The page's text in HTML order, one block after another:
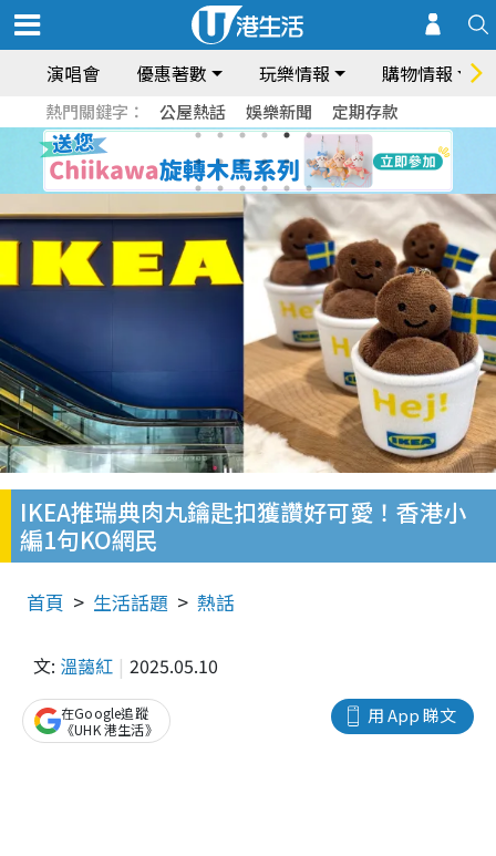
演唱會 優惠著數 玩樂情報 購物情報
熱門關鍵字： 公屋熱話 娛樂新聞 定期存款
IKEA推瑞典肉丸鑰匙扣獲讚好可愛！香港小
編1句KO網民
首頁 生活話題 熱話
文: 溫藹紅 2025.05.10
用 App 睇文
在Google追蹤
《UHK 港生活》